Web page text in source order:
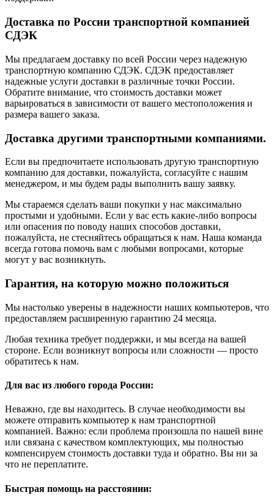
Доставка по России транспортной компанией
СДЭК
Мы предлагаем доставку по всей России через надежную
транспортную компанию СДЭК. СДЭК предоставляет
надежные услуги доставки в различные точки России.
Обратите внимание, что стоимость доставки может
варьироваться в зависимости от вашего местоположения и
размера вашего заказа.
Доставка другими транспортными компаниями.
Если вы предпочитаете использовать другую транспортную
компанию для доставки, пожалуйста, согласуйте с нашим
менеджером, и мы будем рады выполнить вашу заявку.
Мы стараемся сделать ваши покупки у нас максимально
простыми и удобными. Если у вас есть какие-либо вопросы
или опасения по поводу наших способов доставки,
пожалуйста, не стесняйтесь обращаться к нам. Наша команда
всегда готова помочь вам с любыми вопросами, которые
могут у вас возникнуть.
Гарантия, на которую можно положиться
Мы настолько уверены в надежности наших компьютеров, что
предоставляем расширенную гарантию 24 месяца.
Любая техника требует поддержки, и мы всегда на вашей
стороне. Если возникнут вопросы или сложности — просто
обратитесь к нам.
Для вас из любого города России:
Неважно, где вы находитесь. В случае необходимости вы
можете отправить компьютер к нам транспортной
компанией. Важно: если проблема произошла по нашей вине
или связана с качеством комплектующих, мы полностью
компенсируем стоимость доставки туда и обратно. Вы ни за
что не переплатите.
Быстрая помощь на расстоянии: